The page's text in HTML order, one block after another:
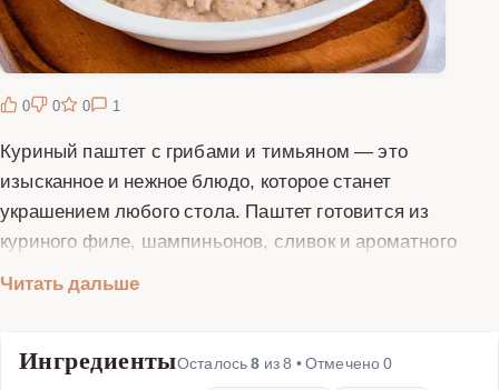
0 0 0 1
Куриный паштет с грибами и тимьяном — это
изысканное и нежное блюдо, которое станет
украшением любого стола. Паштет готовится из
куриного филе, шампиньонов, сливок и ароматного
Это блюдо идеально подходит для завтрака, ужина или
крекеры, делая их вкуснее и сытнее. Паштет можно
Читать дальше
ИнгредиентыОсталось8 из8 • Отмечено0